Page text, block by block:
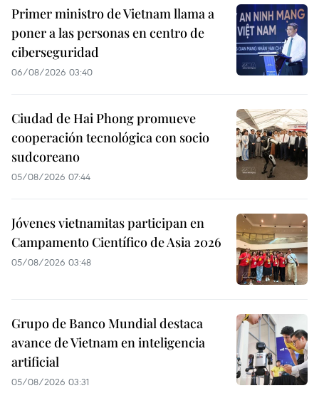
Primer ministro de Vietnam llama a
poner a las personas en centro de
ciberseguridad
06/08/2026 03:40
Ciudad de Hai Phong promueve
cooperación tecnológica con socio
sudcoreano
05/08/2026 07:44
Jóvenes vietnamitas participan en
Campamento Científico de Asia 2026
05/08/2026 03:48
Grupo de Banco Mundial destaca
avance de Vietnam en inteligencia
artificial
05/08/2026 03:31